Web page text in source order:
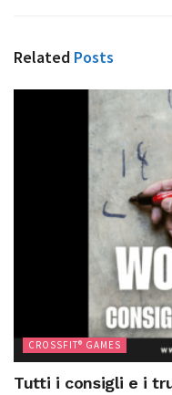
Related Posts
CROSSFIT® GAMES
Tutti i consigli e i